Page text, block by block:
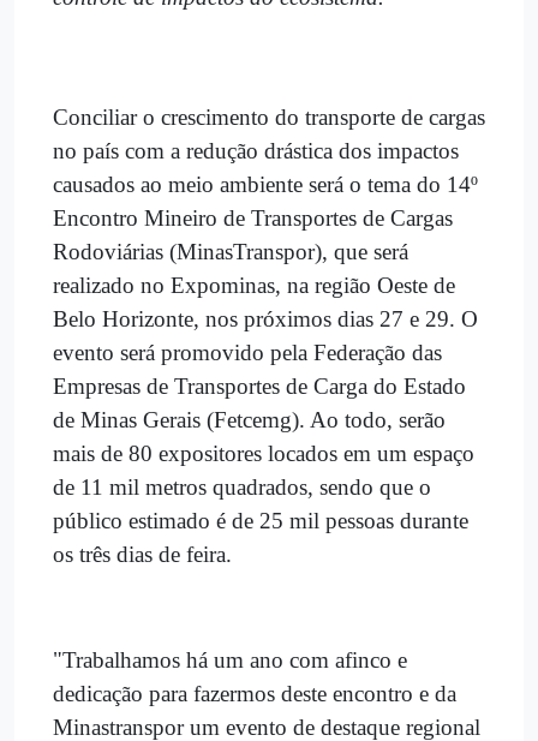
Conciliar o crescimento do transporte de cargas
no país com a redução drástica dos impactos
causados ao meio ambiente será o tema do 14º
Encontro Mineiro de Transportes de Cargas
Rodoviárias (MinasTranspor), que será
realizado no Expominas, na região Oeste de
Belo Horizonte, nos próximos dias 27 e 29. O
evento será promovido pela Federação das
Empresas de Transportes de Carga do Estado
de Minas Gerais (Fetcemg). Ao todo, serão
mais de 80 expositores locados em um espaço
de 11 mil metros quadrados, sendo que o
público estimado é de 25 mil pessoas durante
os três dias de feira.
"Trabalhamos há um ano com afinco e
dedicação para fazermos deste encontro e da
Minastranspor um evento de destaque regional